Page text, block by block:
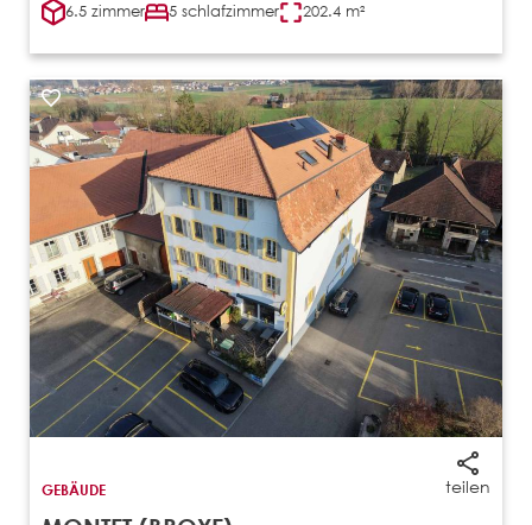
6.5 zimmer 5 schlafzimmer 202.4 m²
teilen
GEBÄUDE